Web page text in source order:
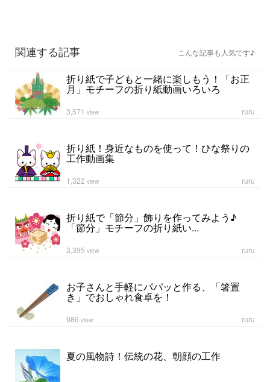
関連する記事 こんな記事も人気です♪
折り紙で子どもと一緒に楽しもう！「お正
月」モチーフの折り紙動画いろいろ
ruru
3,571 view
折り紙！身近なものを使って！ひな祭りの
工作動画集
ruru
1,322 view
折り紙で「節分」飾りを作ってみよう♪
「節分」モチーフの折り紙い...
ruru
3,395 view
お子さんと手軽にパパッと作る、「箸置
き」でおしゃれ食卓を！
ruru
986 view
夏の風物詩！伝統の花、朝顔の工作